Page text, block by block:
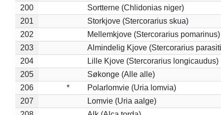
200
Sortterne (Chlidonias niger)
201
Storkjove (Stercorarius skua)
202
Mellemkjove (Stercorarius pomarinus)
203
Almindelig Kjove (Stercorarius
204
Lille Kjove (Stercorarius longicaudus)
205
Søkonge (Alle alle)
206
*
Polarlomvie (Uria lomvia)
207
Lomvie (Uria aalge)